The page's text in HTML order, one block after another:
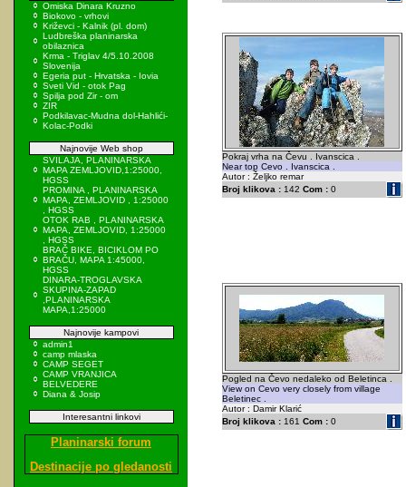
Omiska Dinara Kruzno
Biokovo - vrhovi
Križevci - Kalnik (pl. dom)
Ludbreška planinarska
obilaznica
Krma - Triglav 4/5.10.2008
Slovenija
Egeria put - Hrvatska - Iovia
Sveti Vid - otok Pag
Spilja pod Zir - om
ZIR
Podkilavac-Mudna dol-Hahlići-
Kolac-Podki
Najnovije Web shop
SVILAJA, PLANINARSKA
MAPA ZEMLJOVID,1:25000,
HGSS
PROMINA , PLANINARSKA
MAPA, ZEMLJOVID , 1:25000
, HGSS
OTOK RAB , PLANINARSKA
MAPA, ZEMLJOVID, 1:25000
, HGSS
BRAČ BIKE, BICIKLOM PO
BRAČU, MAPA 1:45000,
HGSS
DINARA-TROGLAVSKA
SKUPINA-ZAPAD
,PLANINARSKA
MAPA,1:25000
Najnovije kampovi
admin1
camp mlaska
CAMP SEGET
CAMP VRANJICA
BELVEDERE
Diana & Josip
Interesantni linkovi
Planinarski forum
Destinacije po gledanosti
Pokraj vrha na Čevu . Ivanscica .
Near top Cevo . Ivanscica .
Autor : Željko remar
Broj klikova :142 Com :0
Pogled na Čevo nedaleko od Beletinca .
View on Cevo very closely from village
Beletinec .
Autor : Damir Klarić
Broj klikova :161 Com :0